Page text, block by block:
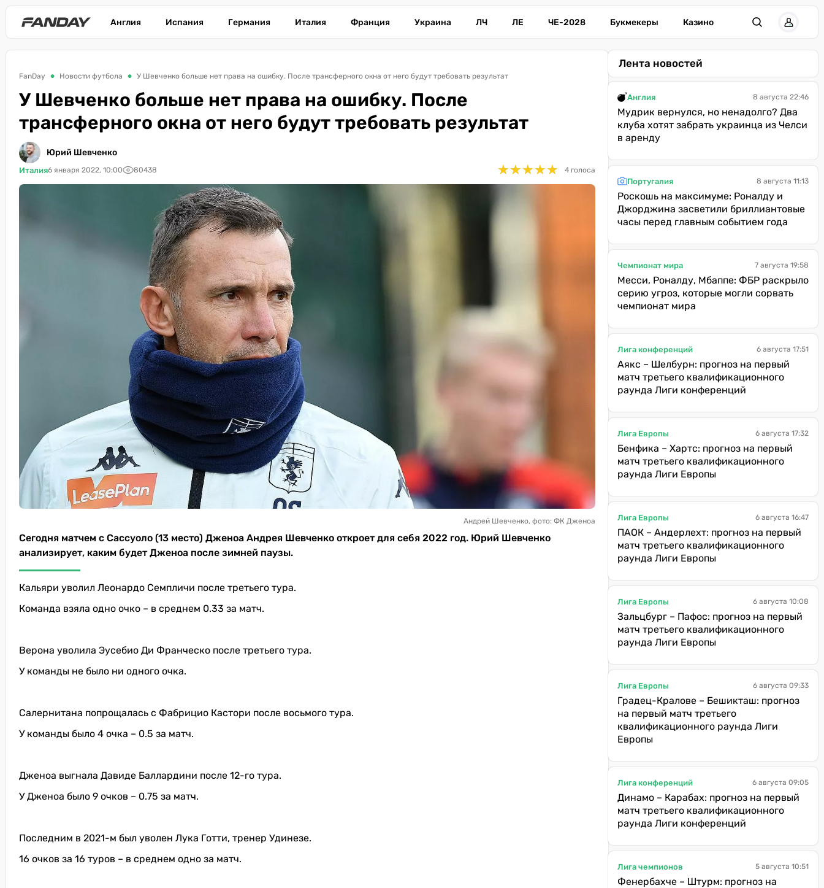
Англия Испания Германия Италия Франция Украина ЛЧ ЛЕ ЧЕ-2028 Букмекеры Казино
FanDay Новости футбола У Шевченко больше нет права на ошибку. После трансферного окна от него будут требовать результат
У Шевченко больше нет права на ошибку. После
трансферного окна от него будут требовать результат
Юрий Шевченко
Италия6 января 2022, 10:00 80438 ★★★★★
★★★★★ 4 голоса
Андрей Шевченко, фото: ФК Дженоа
Сегодня матчем с Сассуоло (13 место) Дженоа Андрея Шевченко откроет для себя 2022 год. Юрий Шевченко
анализирует, каким будет Дженоа после зимней паузы.
Кальяри уволил Леонардо Семпличи после третьего тура.
Команда взяла одно очко – в среднем 0.33 за матч.
Верона уволила Эусебио Ди Франческо после третьего тура.
У команды не было ни одного очка.
Салернитана попрощалась с Фабрицио Кастори после восьмого тура.
У команды было 4 очка – 0.5 за матч.
Дженоа выгнала Давиде Баллардини после 12-го тура.
У Дженоа было 9 очков – 0.75 за матч.
Последним в 2021-м был уволен Лука Готти, тренер Удинезе.
16 очков за 16 туров – в среднем одно за матч.
Лента новостей
Англия 8 августа 22:46
Мудрик вернулся, но ненадолго? Два
клуба хотят забрать украинца из Челси
в аренду
Португалия 8 августа 11:13
Роскошь на максимуме: Роналду и
Джорджина засветили бриллиантовые
часы перед главным событием года
Чемпионат мира 7 августа 19:58
Месси, Роналду, Мбаппе: ФБР раскрыло
серию угроз, которые могли сорвать
чемпионат мира
Лига конференций 6 августа 17:51
Аякс – Шелбурн: прогноз на первый
матч третьего квалификационного
раунда Лиги конференций
Лига Европы 6 августа 17:32
Бенфика – Хартс: прогноз на первый
матч третьего квалификационного
раунда Лиги Европы
Лига Европы 6 августа 16:47
ПАОК – Андерлехт: прогноз на первый
матч третьего квалификационного
раунда Лиги Европы
Лига Европы 6 августа 10:08
Зальцбург – Пафос: прогноз на первый
матч третьего квалификационного
раунда Лиги Европы
Лига Европы 6 августа 09:33
Градец-Кралове – Бешикташ: прогноз
на первый матч третьего
квалификационного раунда Лиги
Европы
Лига конференций 6 августа 09:05
Динамо – Карабах: прогноз на первый
матч третьего квалификационного
раунда Лиги конференций
Лига чемпионов 5 августа 10:51
Фенербахче – Штурм: прогноз на